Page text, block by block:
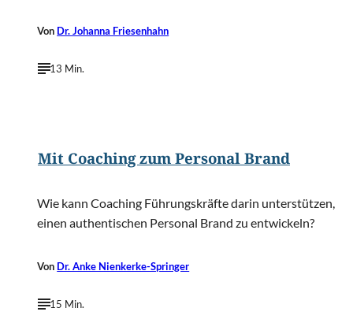
Von Dr. Johanna Friesenhahn
13 Min.
Mit Coaching zum Personal Brand
Wie kann Coaching Führungskräfte darin unterstützen,
einen authentischen Personal Brand zu entwickeln?
Von Dr. Anke Nienkerke-Springer
15 Min.